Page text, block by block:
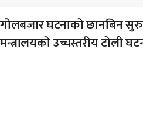
गोलबजार घटनाको छानबिन
मन्त्रालयको उच्चस्तरीय टोली